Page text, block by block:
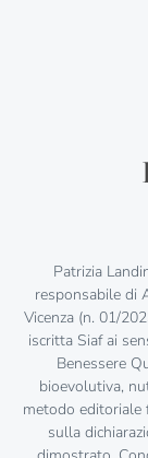
Patrizia
responsabile di
Vicenza (n. 01/
iscritta Siaf ai
Benessere
bioevolutiva,
metodo editoriale
sulla